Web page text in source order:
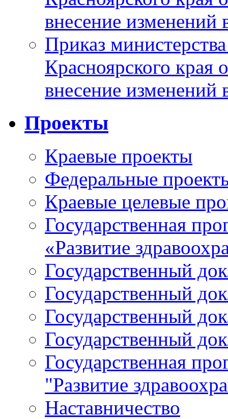
внесение изменений
Приказ
Красноярского
внесение изменений
Проекты
Краевые проекты
Федеральные
Краевые целевые
Государственная
«Развитие
Государственный
Государственный
Государственный
Государственный
Государственная
"Развитие
Наставничество